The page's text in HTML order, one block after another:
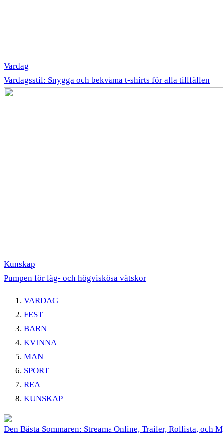
Vardag
Vardagsstil: Snygga och bekväma t-shirts för alla tillfällen
Kunskap
Pumpen för låg- och högviskösa vätskor
VARDAG
FEST
BARN
KVINNA
MAN
SPORT
REA
KUNSKAP
Den Bästa Sommaren: Streama Online, Trailer, Rollista, och